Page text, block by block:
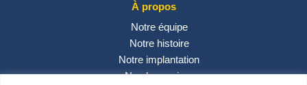
À propos
Notre équipe
Notre histoire
Notre implantation
Nos honoraires